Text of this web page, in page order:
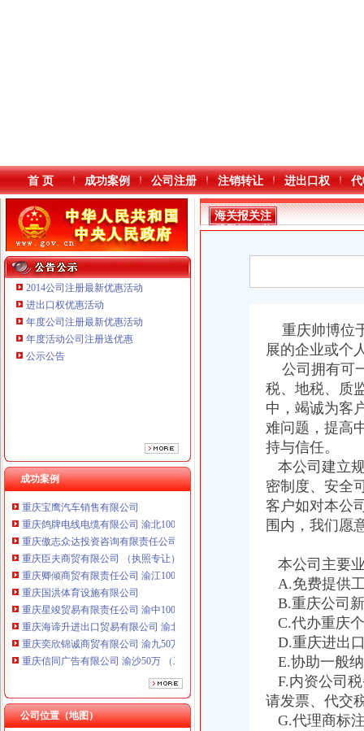
本站导航
首 页 成功案例 公司注册 注销转让 进出口权
2014公司注册最新优惠活动
进出口权优惠活动
年度公司注册最新优惠活动
年度活动公司注册送优惠
公示公告
成功案例
重庆鸽牌电线电缆有限公司 渝北10010万 (进出口权)
重庆傲志众达投资咨询有限责任公司 渝九1000万 （增资）
重庆臣夫商贸有限公司 （执照专让）
重庆奕欣锦诚商贸有限公司 渝九50万 （工商注册）
重庆信同广告有限公司 渝沙50万 （工商注册）
重庆三虹房地产营销策划有限公司
重庆宝鹰汽车销售有限公司
重庆鸽牌电线电缆有限公司 渝北10010万 (进出口权)
重庆傲志众达投资咨询有限责任公司 渝九1000万 （增资）
重庆臣夫商贸有限公司 （执照专让）
重庆卿倾商贸有限责任公司 渝江100万 （工商注册）
重庆国洪体育设施有限公司
重庆星竣贸易有限责任公司 渝中100万 （进出口权）
重庆海谛升进出口贸易有限公司 渝北100万 （进出口权）
重庆奕欣锦诚商贸有限公司 渝九50万 （工商注册）
重庆信同广告有限公司 渝沙50万 （工商注册）
重庆三虹房地产营销策划有限公司
公司位置（地图）
海关报关注
册登记证书
重庆帅博位
展的企业或个
公司拥有可
税、地税、质
中，竭诚为客
难问题，提高
持与信任。
本公司建立
密制度、安全
客户如对本公
围内，我们愿
本公司主要
A.免费提供
B.重庆公司
C.代办重庆
D.重庆进出
E.协助一般
F.内资公司
请发票、代交
G.代理商标